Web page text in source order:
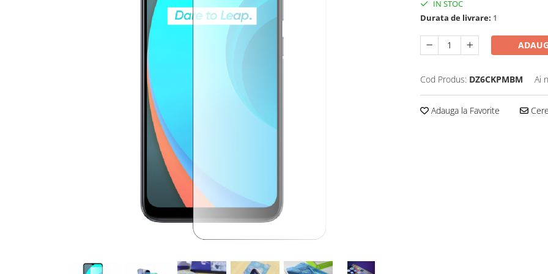
IN STOC
Durata de livrare: 1
Cod Produs: DZ6CKPMBM Ai
Adauga la Favorite